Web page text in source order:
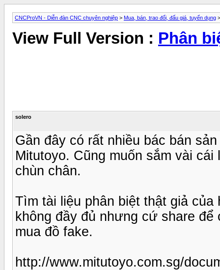
CNCProVN - Diễn đàn CNC chuyên nghiệp > Mua, bán, trao đổi, đấu giá, tuyển dụng
View Full Version : Phân
solero
Gần đây có rất nhiều bác bán
Mitutoyo. Cũng muốn sắm vài
chùn chân.
Tìm tài liệu phân biệt thật giả
không đầy đủ nhưng cứ share
mua đồ fake.
http://www.mitutoyo.com.sg/